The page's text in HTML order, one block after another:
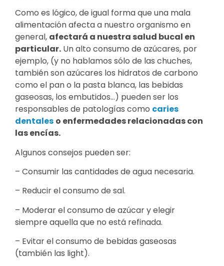
Como es lógico, de igual forma que una mala
alimentación afecta a nuestro organismo en
general, afectará a nuestra salud bucal en
particular. Un alto consumo de azúcares, por
ejemplo, (y no hablamos sólo de las chuches,
también son azúcares los hidratos de carbono
como el pan o la pasta blanca, las bebidas
gaseosas, los embutidos…) pueden ser los
responsables de patologías como caries
dentales o enfermedades relacionadas con
las encías.
Algunos consejos pueden ser:
– Consumir las cantidades de agua necesaria.
– Reducir el consumo de sal.
– Moderar el consumo de azúcar y elegir
siempre aquella que no está refinada.
– Evitar el consumo de bebidas gaseosas
(también las light).